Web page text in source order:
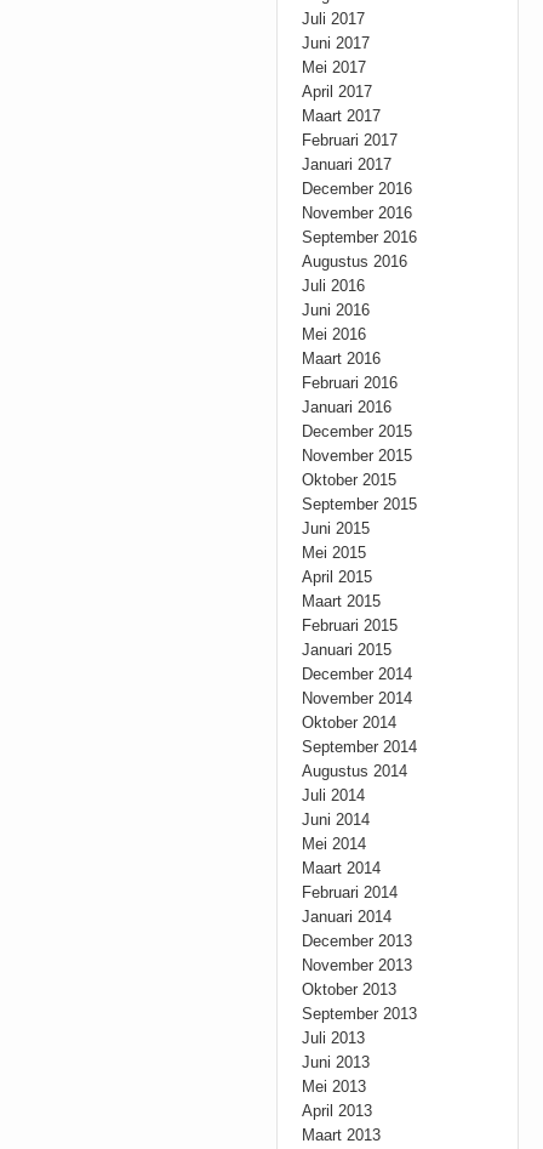
Juli 2017
Juni 2017
Mei 2017
April 2017
Maart 2017
Februari 2017
Januari 2017
December 2016
November 2016
September 2016
Augustus 2016
Juli 2016
Juni 2016
Mei 2016
Maart 2016
Februari 2016
Januari 2016
December 2015
November 2015
Oktober 2015
September 2015
Juni 2015
Mei 2015
April 2015
Maart 2015
Februari 2015
Januari 2015
December 2014
November 2014
Oktober 2014
September 2014
Augustus 2014
Juli 2014
Juni 2014
Mei 2014
Maart 2014
Februari 2014
Januari 2014
December 2013
November 2013
Oktober 2013
September 2013
Juli 2013
Juni 2013
Mei 2013
April 2013
Maart 2013